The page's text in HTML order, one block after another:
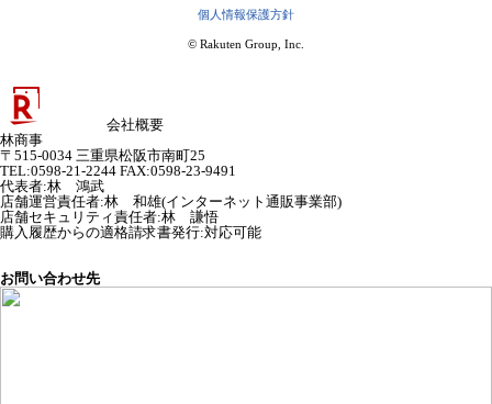
個人情報保護方針
© Rakuten Group, Inc.
会社概要
林商事
〒515-0034 三重県松阪市南町25
TEL:0598-21-2244 FAX:0598-23-9491
代表者:林 鴻武
店舗運営責任者:林 和雄(インターネット通販事業部)
店舗セキュリティ責任者:林 謙悟
購入履歴からの適格請求書発行:対応可能
お問い合わせ先